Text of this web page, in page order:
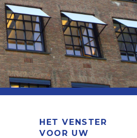
ALUMINIUM
NIEUWS
CONTACT
HET VENSTER
VOOR UW